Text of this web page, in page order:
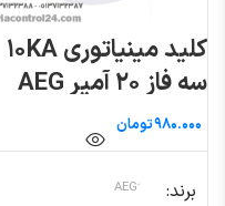
کلید مینیاتوری ۱۰KA
سه فاز ۲۰ آمپر AEG
تومان
برند